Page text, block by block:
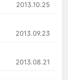
2013.10.25
2013.09.23
2013.08.21